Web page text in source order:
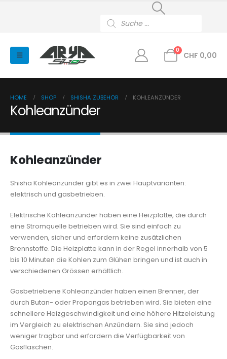
search
0
CHF 0,00
HOME SHOP SHISHA ZUBEHÖR KOHLEANZÜNDER
Kohleanzünder
Kohleanzünder
Shisha Kohleanzünder gibt es in zwei Hauptvarianten:
elektrisch und gasbetrieben.
Elektrische Kohleanzünder haben eine Heizplatte, die durch
eine Stromquelle betrieben wird. Sie sind einfach zu
verwenden, sicher und erfordern keine zusätzlichen
Brennstoffe. Die Heizplatte kann in der Regel innerhalb von 5
bis 10 Minuten die Kohlen zum Glühen bringen und ist auch in
verschiedenen Grössen erhältlich.
Gasbetriebene Kohleanzünder haben einen Brenner, der
durch Butan- oder Propangas betrieben wird. Sie bieten eine
schnellere Heizgeschwindigkeit und eine höhere Hitzeleistung
im Vergleich zu elektrischen Anzündern. Sie sind jedoch
weniger tragbar und erfordern die Verfügbarkeit von
Gasflaschen.